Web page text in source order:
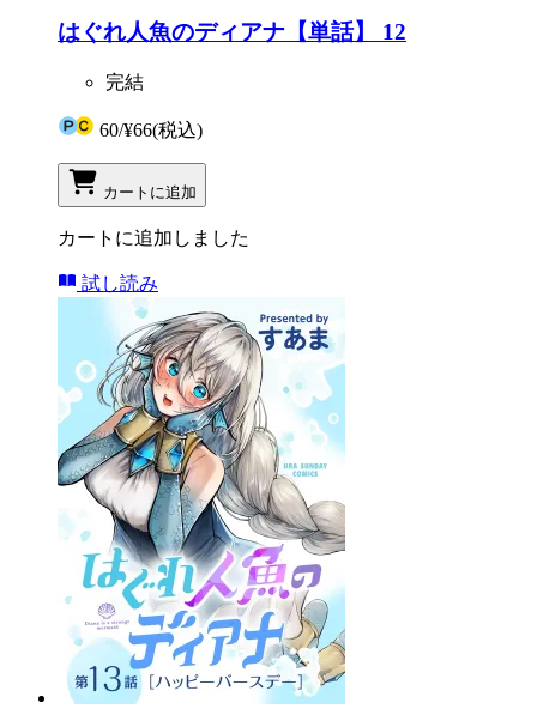
はぐれ人魚のディアナ【単話】 12
完結
60/¥66(税込)
カートに追加
カートに追加しました
試し読み